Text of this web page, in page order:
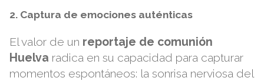
2. Captura de emociones auténticas
El valor de un reportaje de comunión
Huelva radica en su capacidad para capturar
momentos espontáneos: la sonrisa nerviosa del